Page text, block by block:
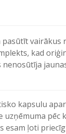
kad
kapsulu
ļoti